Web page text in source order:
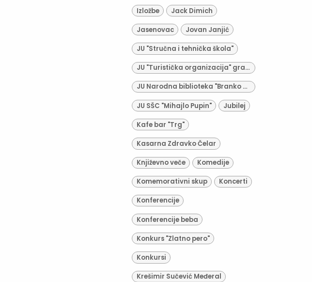
Izložbe Jack Dimich
Jasenovac Jovan Janjić
JU "Stručna i tehnička škola"
JU "Turistička organizacija" grada Derventa
JU Narodna biblioteka "Branko Radičević"
JU SŠC "Mihajlo Pupin" Jubilej
Kafe bar "Trg"
Kasarna Zdravko Čelar
Književno veče Komedije
Komemorativni skup Koncerti
Konferencije
Konferencije beba
Konkurs "Zlatno pero"
Konkursi
Krešimir Sučević Međeral